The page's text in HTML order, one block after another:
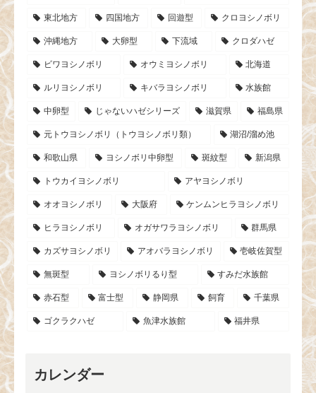
東北地方 四国地方 回遊型 クロヨシノボリ
沖縄地方 大卵型 下流域 クロダハゼ
ビワヨシノボリ オウミヨシノボリ 北海道
ルリヨシノボリ キバラヨシノボリ 水族館
中卵型 じゃないハゼシリーズ 滋賀県 福島県
元トウヨシノボリ（トウヨシノボリ類） 湖沼/溜め池
和歌山県 ヨシノボリ中卵型 斑紋型 新潟県
トウカイヨシノボリ アヤヨシノボリ
オオヨシノボリ 大阪府 ケンムンヒラヨシノボリ
ヒラヨシノボリ オガサワラヨシノボリ 群馬県
カズサヨシノボリ アオバラヨシノボリ 壱岐佐賀型
無斑型 ヨシノボリるり型 すみだ水族館
赤石型 富士型 静岡県 飼育 千葉県
ゴクラクハゼ 魚津水族館 福井県
カレンダー